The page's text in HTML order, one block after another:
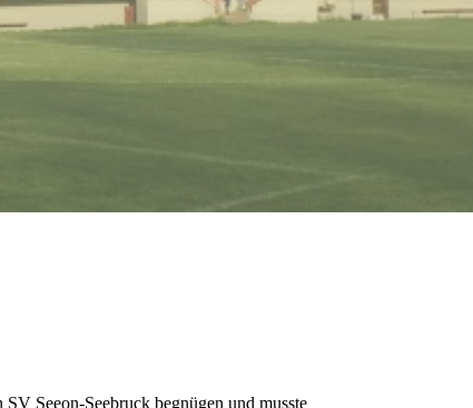
Seeon-Seebruck begnügen und musste